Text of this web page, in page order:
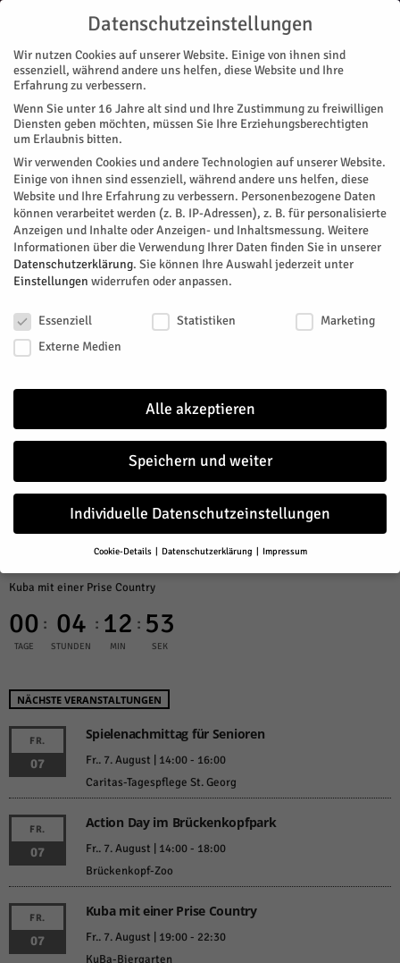
Start
← Zurück zu Veranstaltungen
CDU
https://www.cdu.de
Es wurden keine Ergebnisse gefunden.
*Hinweis zum Urheberrechtdes abgebildeten Bildmaterials der jeweiligen
Ist der Urheber/Rechteinhaber des Bildmaterials einer Veranstaltung nicht
als Urheber dieser Abbildungen und wird bei Verstößen zum Urheberrecht
als Verursacher benannt.
Kuba mit einer Prise Country
00
TAGE
: 04
STUNDEN
: 12
MIN
: 53
SEK
NÄCHSTE VERANSTALTUNGEN
FR.
07
Spielenachmittag für Senioren
Fr.. 7. August | 14:00- 16:00
Caritas-Tagespflege St. Georg
FR.
07
Action Day im Brückenkopfpark
Fr.. 7. August | 14:00- 18:00
Brückenkopf-Zoo
FR.
07
Kuba mit einer Prise Country
Fr.. 7. August | 19:00- 22:30
KuBa-Biergarten
Datenschutzeinstellungen
Wir nutzen Cookies auf unserer Website. Einige von ihnen sind
essenziell, während andere uns helfen, diese Website und Ihre
Erfahrung zu verbessern.
Wenn Sie unter 16 Jahre alt sind und Ihre Zustimmung zu freiwilligen
Diensten geben möchten, müssen Sie Ihre Erziehungsberechtigten
um Erlaubnis bitten.
Wir verwenden Cookies und andere Technologien auf unserer Website.
Einige von ihnen sind essenziell, während andere uns helfen, diese
Website und Ihre Erfahrung zu verbessern. Personenbezogene Daten
können verarbeitet werden (z. B. IP-Adressen), z. B. für personalisierte
Anzeigen und Inhalte oder Anzeigen- und Inhaltsmessung. Weitere
Informationen über die Verwendung Ihrer Daten finden Sie in unserer
Datenschutzerklärung. Sie können Ihre Auswahl jederzeit unter
Einstellungen widerrufen oder anpassen.
Essenziell
Statistiken
Marketing
Externe Medien
Alle akzeptieren
Speichern und weiter
Individuelle Datenschutzeinstellungen
Cookie-Details Datenschutzerklärung Impressum
Datenschutzeinstellungen
Diensten geben möchten, müssen Sie Ihre Erziehungsberechtigten
um Erlaubnis bitten.
Website und Ihre Erfahrung zu verbessern.
können verarbeitet werden (z. B. IP-Adressen), z. B. für personalisierte
Anzeigen und Inhalte oder Anzeigen- und Inhaltsmessung.
Informationen über die Verwendung Ihrer Daten finden Sie in unserer
Datenschutzerklärung.
Hier finden Sie eine Übersicht über alle verwendeten Cookies. Sie
können Ihre Einwilligung zu ganzen Kategorien geben oder sich
auswählen.
Alle akzeptieren Speichern und weiter
Datenschutzeinstellungen
Essenziell (1)
Essenzielle Cookies ermöglichen grundlegende Funktionen und sind für die